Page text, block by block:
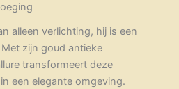
alleen verlichting, hij is een
zijn goud antieke
transformeert deze
een elegante omgeving.